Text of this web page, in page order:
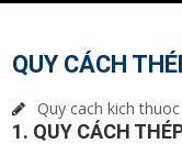
QUY CÁCH
Quy cach kich thuoc
1. QUY CÁCH